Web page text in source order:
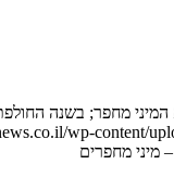
מחפר; בשנה
wp-content/